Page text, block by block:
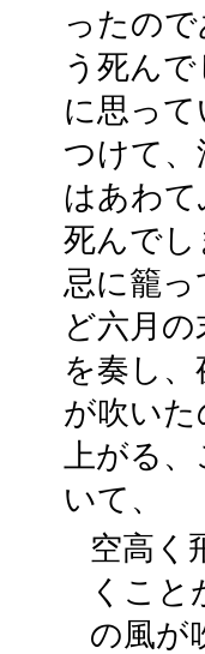
ったの
う死ん
に思っ
つけて
はあわ
死んで
忌に籠
ど六月
を奏し
が吹い
上がる
いて、
空高く
くこ
の風が